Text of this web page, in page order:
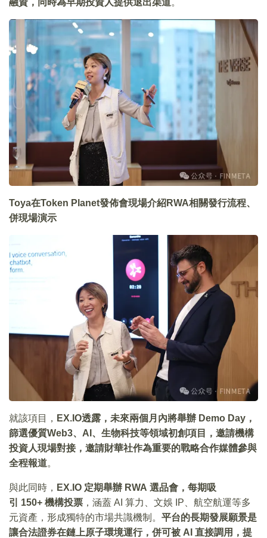
融資，同時為早期投資人提供退出渠道。
Toya在Token Planet發佈會現場介紹RWA相關發行流程、
併現場演示
就該項目， EX.IO透露，未來兩個月內將舉辦 Demo Day，
篩選優質Web3、AI、生物科技等領域初創項目，邀請機構
投資人現場對接，邀請財華社作為重要的戰略合作媒體參與
全程報道。
與此同時， EX.IO 定期舉辦 RWA 選品會，每期吸
引 150+ 機構投票 ，涵蓋 AI 算力、文娛 IP、航空航運等多
元資產，形成獨特的市場共識機制。 平台的長期發展願景是
讓合法證券在鏈上原子環境運行，併可被 AI 直接調用，提